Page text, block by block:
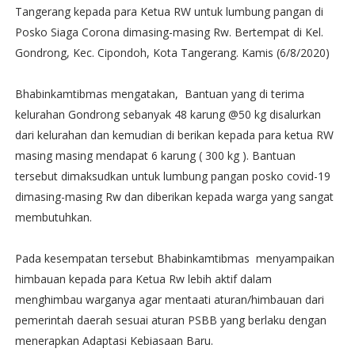
Tangerang kepada para Ketua RW untuk lumbung pangan di
Posko Siaga Corona dimasing-masing Rw. Bertempat di Kel.
Gondrong, Kec. Cipondoh, Kota Tangerang. Kamis (6/8/2020)
Bhabinkamtibmas mengatakan, Bantuan yang di terima
kelurahan Gondrong sebanyak 48 karung @50 kg disalurkan
dari kelurahan dan kemudian di berikan kepada para ketua RW
masing masing mendapat 6 karung ( 300 kg ). Bantuan
tersebut dimaksudkan untuk lumbung pangan posko covid-19
dimasing-masing Rw dan diberikan kepada warga yang sangat
membutuhkan.
Pada kesempatan tersebut Bhabinkamtibmas menyampaikan
himbauan kepada para Ketua Rw lebih aktif dalam
menghimbau warganya agar mentaati aturan/himbauan dari
pemerintah daerah sesuai aturan PSBB yang berlaku dengan
menerapkan Adaptasi Kebiasaan Baru.